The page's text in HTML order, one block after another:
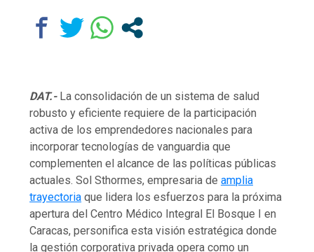
DAT.-La consolidación de un sistema de salud
robusto y eficiente requiere de la participación
activa de los emprendedores nacionales para
incorporar tecnologías de vanguardia que
complementen el alcance de las políticas públicas
actuales. Sol Sthormes, empresaria deamplia
trayectoria que lidera los esfuerzos para la próxima
apertura del Centro Médico Integral El Bosque I en
Caracas, personifica esta visión estratégica donde
la gestión corporativa privada opera como un